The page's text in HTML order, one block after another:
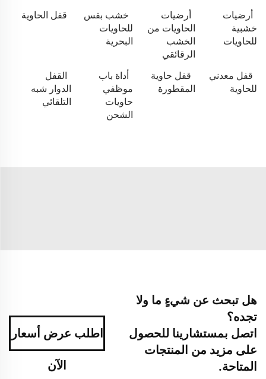
أرضيات
خشبية
للحاويات
أرضيات
الحاويات من
الخشب
الرقائقي
خشب بقس
للحاويات
البحرية
قفل الحاوية
قفل معدني
للحاوية
قفل حاوية
المقطورة
أداة باب
موظفي
حاويات
الشحن
القفل
الدوار شبه
التلقائي
هل تبحث عن شيءٍ ما ولا
تجده؟
اتصل بمستشارينا للحصول
على مزيد من المنتجات
المتاحة.
اطلب عرض أسعار
الآن